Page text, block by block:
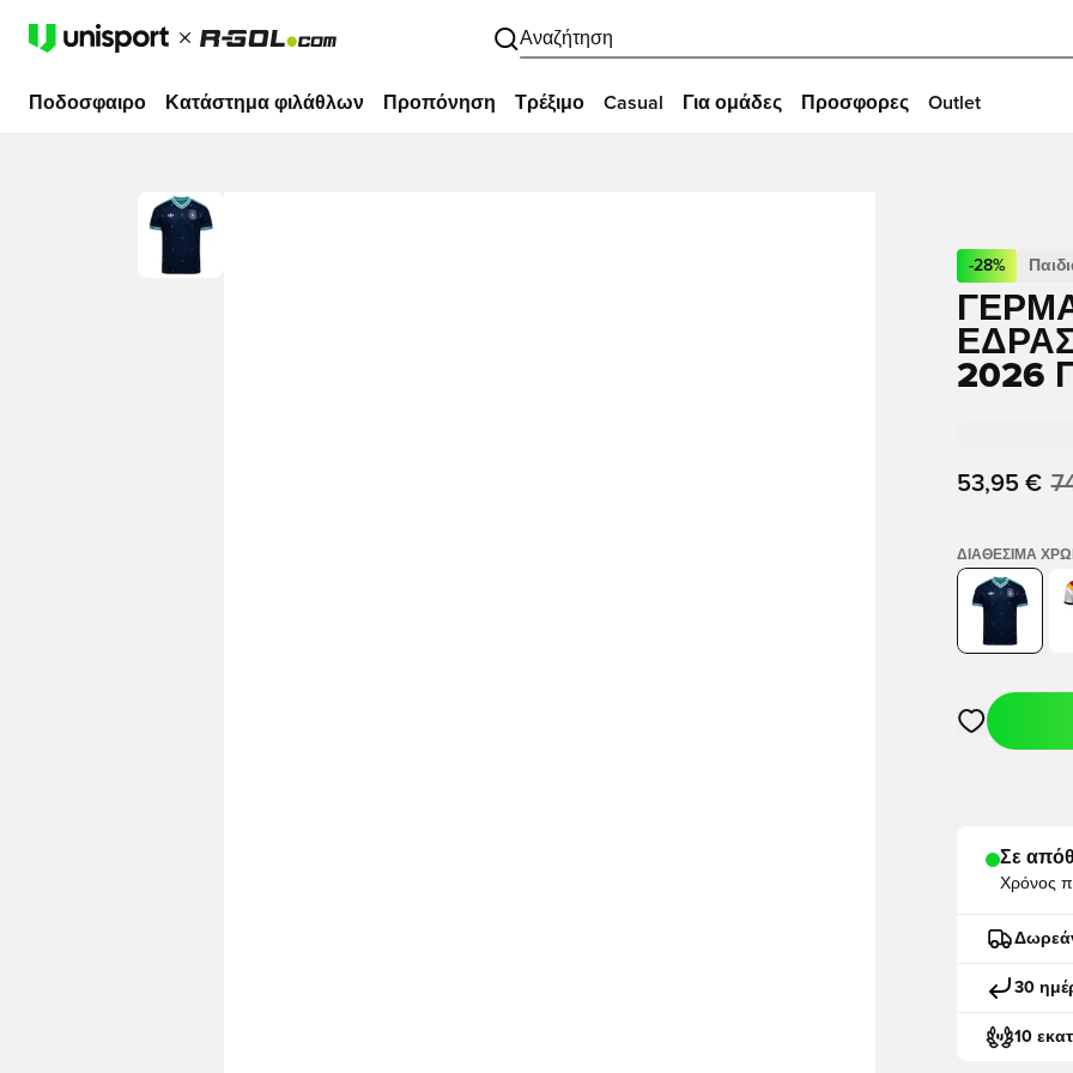
Αναζήτηση
Ποδοσφαιρο Κατάστημα φιλάθλων Προπόνηση Τρέξιμο Casual Για ομάδες Προσφορες Outlet
-28%
2026
53,95 €
ΔΙΑΘΈΣΙΜΑ
Ανοίγει ένα
Σε
Χρόνος
30
10